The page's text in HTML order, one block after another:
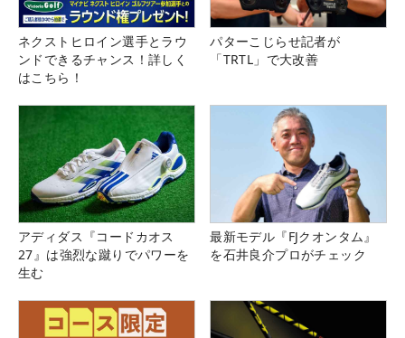
ネクストヒロイン選手とラウ
ンドできるチャンス！詳しく
はこちら！
パターこじらせ記者が
「TRTL」で大改善
アディダス『コードカオス
27』は強烈な蹴りでパワーを
生む
最新モデル『FJクオンタム』
を石井良介プロがチェック